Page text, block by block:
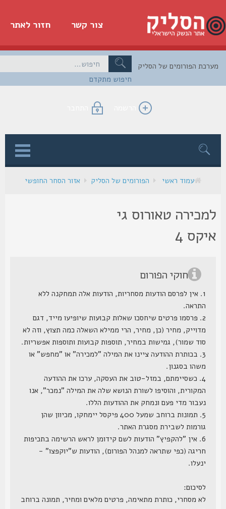
חזור לאתר צור קשר
חיפוש מתקדם
הפורומים של הסליק
הרשמה התחבר
עמוד ראשי הפורומים של הסליק אזור הסחר החופשי
טאורוס גי
4
חוקי הפורום
1. אין לפרסם הודעות מסחריות, הודעות אלה תמחקנה ללא
התראה.
2. פרסמו פרטים שיחסכו שאלות קבועות שיופיעו מייד, דגם
מדוייק, מחיר (כן, מחיר, הרי ממילא השאלה כמה תצוץ, וזה לא
סוד שמור), גמישות במחיר, תוספות קבועות ותוספות אפשריות.
3. בכותרת ההודעה ציינו את המילה "למכירה" או "מחפש" או
משהו בסגנון.
4. כשסיימתם, במזל-טוב את העסקה, ערכו את ההודעה
המקורית, והוסיפו לשורת הנושא שלה את המילה "נמכר", אנו
נעבור מדי פעם ונמחק את ההודעות הללו.
5. תמונות ברוחב שמעל 400 פיקסל יימחקו, מכיוון שהן
גורמות לשבירת מסגרת האתר.
6. אין "להקפיץ" הודעות לשם קידומן לראש הרשימה בתכיפות
חריגה (כפי שתראה למנהל הפורום), הודעות ש"יוקפצו" -
ינעלו.
לסיכום:
לא מסחרי, כותרת מתאימה, פרטים מלאים ומחיר, תמונה ברוחב